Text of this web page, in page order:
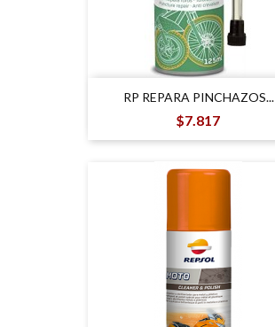
RP REPARA PINCHAZOS...
Precio
$7.817